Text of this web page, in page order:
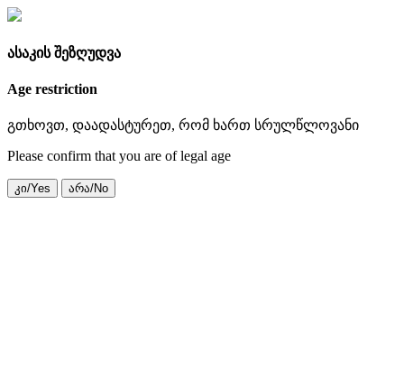
ასაკის შეზღუდვა
Age restriction
გთხოვთ, დაადასტურეთ, რომ ხართ სრულწლოვანი
Please confirm that you are of legal age
კი/Yes არა/No